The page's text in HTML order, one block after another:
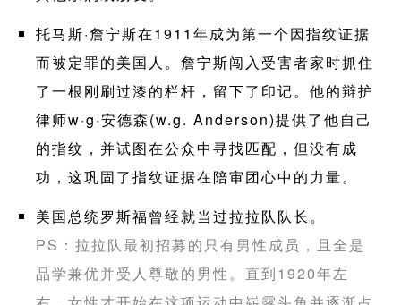
托马斯·詹宁斯在1911年成为第一个因指纹证据
而被定罪的美国人。詹宁斯闯入受害者家时抓住
了一根刚刷过漆的栏杆，留下了印记。他的辩护
律师w·g·安德森(w.g. Anderson)提供了他自己
的指纹，并试图在公众中寻找匹配，但没有成
功，这巩固了指纹证据在陪审团心中的力量。
美国总统罗斯福曾经就当过拉拉队队长。
PS：拉拉队最初招募的只有男性成员，且全是
品学兼优并受人尊敬的男性。直到1920年左